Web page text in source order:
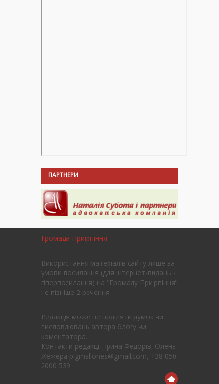
ПАРТНЕРИ
Громада Приірпіння
Використання матеріалів сайту лише за
умови посилання (для інтернет-видань -
гіперпосилання) на "Громаду Приірпіння"
не пізніше 2 речення.
Редакція може не поділяти думок чи
висловлювань автора блогу чи
коментатора.
Контакти редакції: Ірина Федорів, Олена
Жежера pigmaliones@gmail.com, +38 050
2000 539